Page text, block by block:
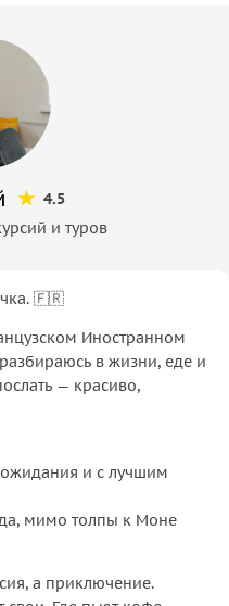
4.5
и туров
🇫🇷
Иностранном
в жизни, еде и
— красиво,
и с лучшим
мимо толпы к Моне
а приключение.